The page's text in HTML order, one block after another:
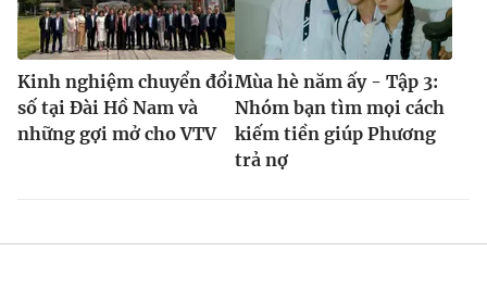
Kinh nghiệm chuyển đổi
số tại Đài Hồ Nam và
những gợi mở cho VTV
Mùa hè năm ấy - Tập 3:
Nhóm bạn tìm mọi cách
kiếm tiền giúp Phương
trả nợ